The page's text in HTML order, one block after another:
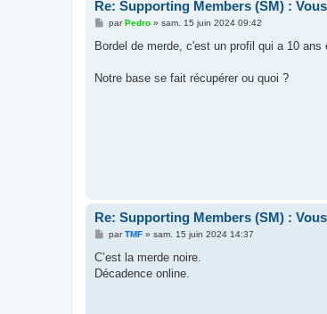
Re: Supporting Members (SM) :
M
s
g
parPedro» sam. 15 juin 2024 09:42
Bordel de merde, c'est un profil qui a 10
Notre base se fait récupérer ou quoi ?
Re: Supporting Members (SM) :
M
s
a
parTMF» sam. 15 juin 2024 14:37
C’est la merde noire.
Décadence online.